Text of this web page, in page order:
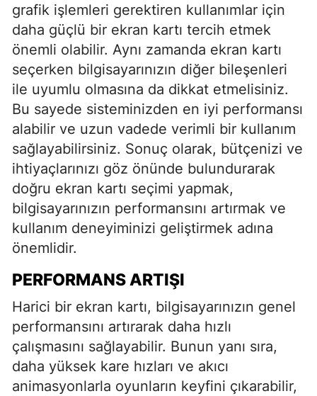
grafik işlemleri gerektiren kullanımlar için
daha güçlü bir ekran kartı tercih etmek
önemli olabilir. Aynı zamanda ekran kartı
seçerken bilgisayarınızın diğer bileşenleri
ile uyumlu olmasına da dikkat etmelisiniz.
Bu sayede sisteminizden en iyi performansı
alabilir ve uzun vadede verimli bir kullanım
sağlayabilirsiniz. Sonuç olarak, bütçenizi ve
ihtiyaçlarınızı göz önünde bulundurarak
doğru ekran kartı seçimi yapmak,
bilgisayarınızın performansını artırmak ve
kullanım deneyiminizi geliştirmek adına
önemlidir.
PERFORMANS ARTIŞI
Harici bir ekran kartı, bilgisayarınızın genel
performansını artırarak daha hızlı
çalışmasını sağlayabilir. Bunun yanı sıra,
daha yüksek kare hızları ve akıcı
animasyonlarla oyunların keyfini çıkarabilir,